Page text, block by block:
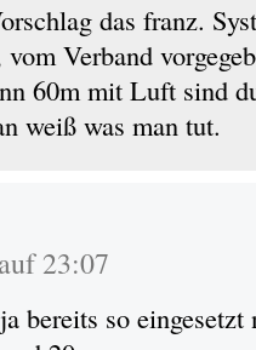
das franz.
Verband
60m mit Luft sind
weiß was man tut.
23:07
bereits so